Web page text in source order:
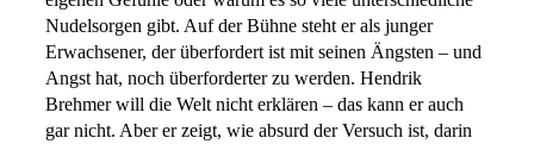
Nudelsorgen gibt. Auf der Bühne steht er als junger
Erwachsener, der überfordert ist mit seinen Ängsten – und
Angst hat, noch überforderter zu werden. Hendrik
Brehmer will die Welt nicht erklären – das kann er auch
gar nicht. Aber er zeigt, wie absurd der Versuch ist, darin